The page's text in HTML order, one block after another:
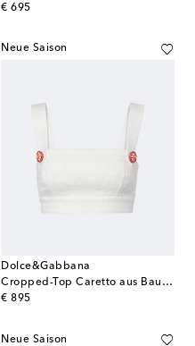
€ 695
original price
Neue Saison
Dolce&Gabbana
Cropped-Top Caretto aus Baumwolle und Leinen
€ 895
original price
Neue Saison